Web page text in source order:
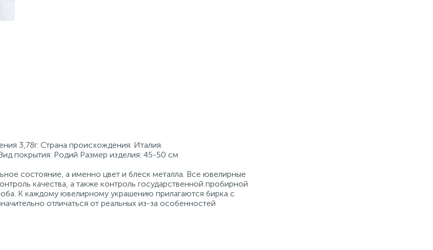
3,78г. Страна происхождения: Италия.
покрытия: Родий Размер изделия: 45-50 см
состояние, а именно цвет и блеск металла. Все ювелирные
качества, а также контроль государственной пробирной
К каждому ювелирному украшению прилагаются бирка с
отличаться от реальных из-за особенностей